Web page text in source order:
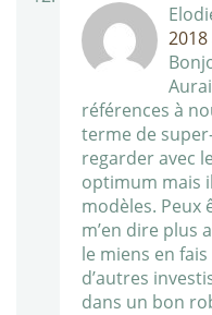
références à
terme de
regarder avec
optimum mais
modèles. Peux
m’en dire plus
le miens en
d’autres
dans un bon